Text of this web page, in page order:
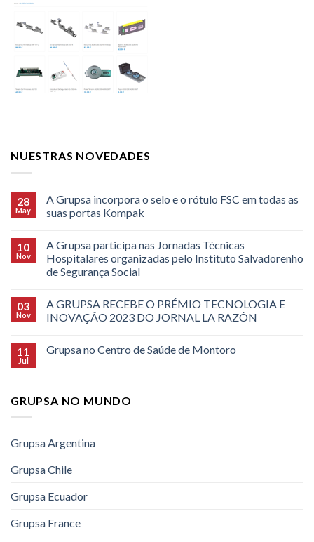
NUESTRAS NOVEDADES
28
May
A Grupsa incorpora o selo e o rótulo FSC em todas as
suas portas Kompak
10
Nov
A Grupsa participa nas Jornadas Técnicas
Hospitalares organizadas pelo Instituto Salvadorenho
de Segurança Social
03
Nov
A GRUPSA RECEBE O PRÉMIO TECNOLOGIA E
INOVAÇÃO 2023 DO JORNAL LA RAZÓN
11
Jul
Grupsa no Centro de Saúde de Montoro
GRUPSA NO MUNDO
Grupsa Argentina
Grupsa Chile
Grupsa Ecuador
Grupsa France